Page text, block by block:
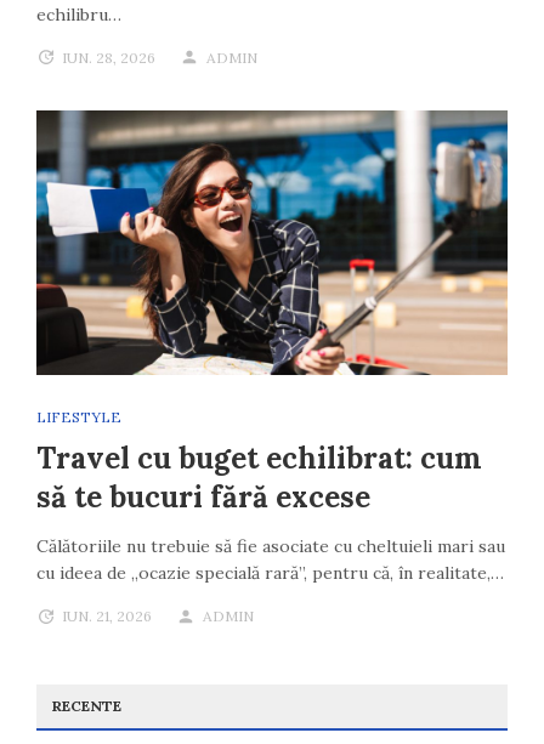
echilibru…
IUN. 28, 2026 ADMIN
LIFESTYLE
Travel cu buget echilibrat: cum
să te bucuri fără excese
Călătoriile nu trebuie să fie asociate cu cheltuieli mari sau
cu ideea de „ocazie specială rară”, pentru că, în realitate,…
IUN. 21, 2026 ADMIN
RECENTE